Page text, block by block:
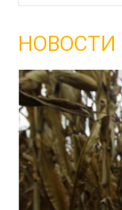
НОВОСТИ